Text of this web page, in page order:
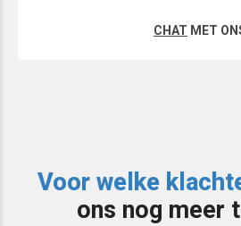
CHAT MET
Voor welke
ons nog meer